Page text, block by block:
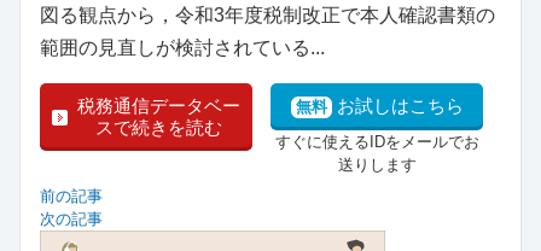
図る観点から，令和3年度税制改正で本人確認書類の
範囲の見直しが検討されている...
税務通信データベー
スで続きを読む
無料 お試しはこちら
すぐに使えるIDをメールでお
送りします
前の記事
次の記事